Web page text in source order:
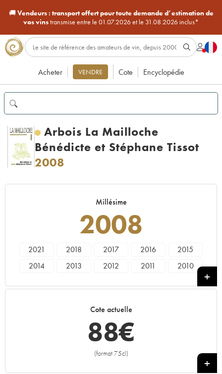
🚚Vendeurs : transport offert pour toute demande d’estimation de
vos vinstransmise entre le 01.07.2026 et le 31.08.2026 inclus*
Acheter VENDRE Cote Encyclopédie
Arbois La Mailloche
Bénédicte et Stéphane Tissot
2008
Millésime
2008
2021 2018 2017 2016
2015
2014
2013 2012 2011
2010
Cote actuelle
88€
(format 75cl)
+